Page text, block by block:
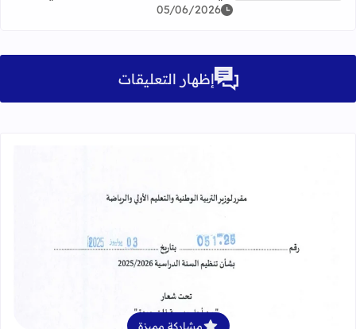
05/06/2026
إظهار التعليقات
قراءة المزيد عن مقرر تنظيم السنة الدراسية
مشاركة مميزة